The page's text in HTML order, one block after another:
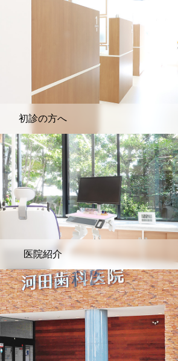
初診の方へ
医院紹介